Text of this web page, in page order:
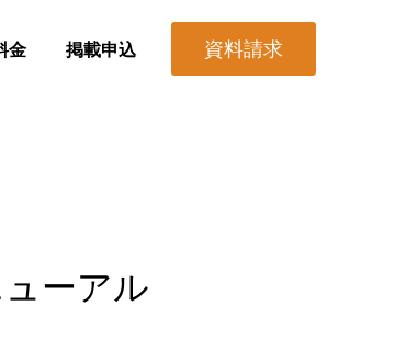
金 掲載申込 資料請求
ーアル